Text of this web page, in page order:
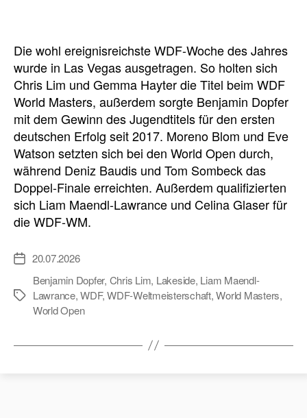
Die wohl ereignisreichste WDF-Woche des Jahres
wurde in Las Vegas ausgetragen. So holten sich
Chris Lim und Gemma Hayter die Titel beim WDF
World Masters, außerdem sorgte Benjamin Dopfer
mit dem Gewinn des Jugendtitels für den ersten
deutschen Erfolg seit 2017. Moreno Blom und Eve
Watson setzten sich bei den World Open durch,
während Deniz Baudis und Tom Sombeck das
Doppel-Finale erreichten. Außerdem qualifizierten
sich Liam Maendl-Lawrance und Celina Glaser für
die WDF-WM.
Veröffentlichungsdatum
20.07.2026
Schlagwörter
Benjamin Dopfer, Chris Lim, Lakeside, Liam Maendl-
Lawrance,WDF,WDF-Weltmeisterschaft,World Masters,
World Open